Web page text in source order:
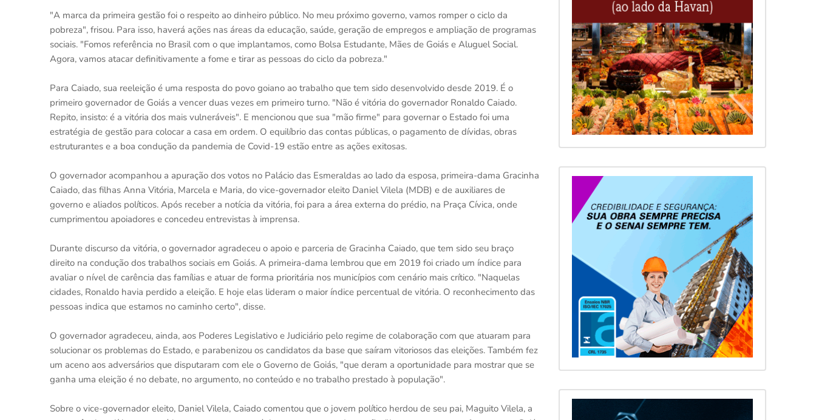
"A marca da primeira gestão foi o respeito ao dinheiro público. No meu próximo governo, vamos romper o ciclo da
pobreza", frisou. Para isso, haverá ações nas áreas da educação, saúde, geração de empregos e ampliação de programas
sociais. "Fomos referência no Brasil com o que implantamos, como Bolsa Estudante, Mães de Goiás e Aluguel Social.
Agora, vamos atacar definitivamente a fome e tirar as pessoas do ciclo da pobreza."
Para Caiado, sua reeleição é uma resposta do povo goiano ao trabalho que tem sido desenvolvido desde 2019. É o
primeiro governador de Goiás a vencer duas vezes em primeiro turno. "Não é vitória do governador Ronaldo Caiado.
Repito, insisto: é a vitória dos mais vulneráveis". E mencionou que sua "mão firme" para governar o Estado foi uma
estratégia de gestão para colocar a casa em ordem. O equilíbrio das contas públicas, o pagamento de dívidas, obras
estruturantes e a boa condução da pandemia de Covid-19 estão entre as ações exitosas.
O governador acompanhou a apuração dos votos no Palácio das Esmeraldas ao lado da esposa, primeira-dama Gracinha
Caiado, das filhas Anna Vitória, Marcela e Maria, do vice-governador eleito Daniel Vilela (MDB) e de auxiliares de
governo e aliados políticos. Após receber a notícia da vitória, foi para a área externa do prédio, na Praça Cívica, onde
cumprimentou apoiadores e concedeu entrevistas à imprensa.
Durante discurso da vitória, o governador agradeceu o apoio e parceria de Gracinha Caiado, que tem sido seu braço
direito na condução dos trabalhos sociais em Goiás. A primeira-dama lembrou que em 2019 foi criado um índice para
avaliar o nível de carência das famílias e atuar de forma prioritária nos municípios com cenário mais crítico. "Naquelas
cidades, Ronaldo havia perdido a eleição. E hoje elas lideram o maior índice percentual de vitória. O reconhecimento das
pessoas indica que estamos no caminho certo", disse.
O governador agradeceu, ainda, aos Poderes Legislativo e Judiciário pelo regime de colaboração com que atuaram para
solucionar os problemas do Estado, e parabenizou os candidatos da base que saíram vitoriosos das eleições. Também fez
um aceno aos adversários que disputaram com ele o Governo de Goiás, "que deram a oportunidade para mostrar que se
ganha uma eleição é no debate, no argumento, no conteúdo e no trabalho prestado à população".
Sobre o vice-governador eleito, Daniel Vilela, Caiado comentou que o jovem político herdou de seu pai, Maguito Vilela, a